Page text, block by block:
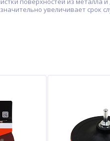
увеличивает срок